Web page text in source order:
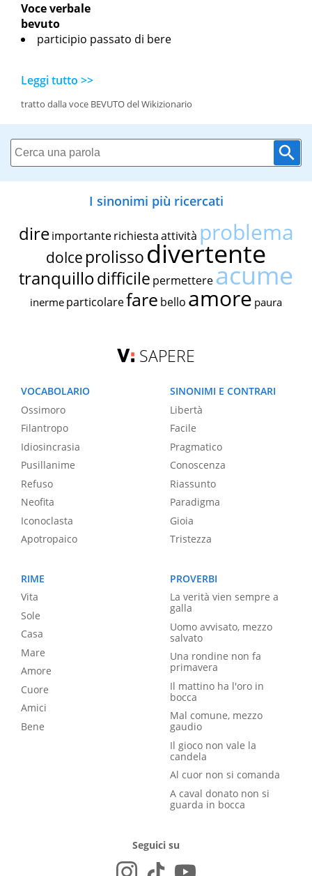
Voce verbale
bevuto
participio passato di bere
Leggi tutto >>
tratto dalla voce BEVUTO del Wikizionario
I sinonimi più ricercati
dire importante richiestaattività problema
dolce prolissodivertente
tranquillodifficile permettereacume
inerme particolarefare bello amore paura
SAPERE
VOCABOLARIO
Ossimoro
Filantropo
Idiosincrasia
Pusillanime
Refuso
Neofita
Iconoclasta
Apotropaico
SINONIMI E CONTRARI
Libertà
Facile
Pragmatico
Conoscenza
Riassunto
Paradigma
Gioia
Tristezza
RIME
Vita
Sole
Casa
Mare
Amore
Cuore
Amici
Bene
PROVERBI
La verità vien sempre a
galla
Uomo avvisato, mezzo
salvato
Una rondine non fa
primavera
Il mattino ha l'oro in
bocca
Mal comune, mezzo
gaudio
Il gioco non vale la
candela
Al cuor non si comanda
A caval donato non si
guarda in bocca
Seguici su